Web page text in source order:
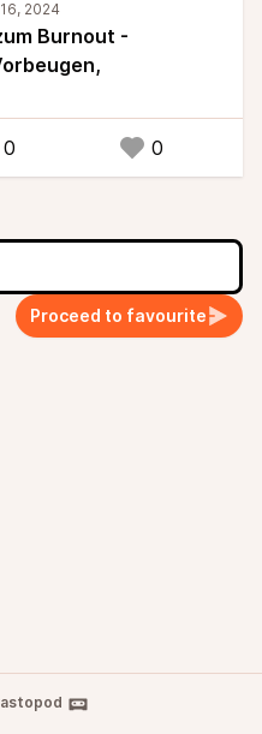
physischen
eine äußere
#naturcoaching
Burnout -
0 0
Proceed to favourite